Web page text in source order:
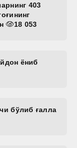
403
18 053
ёниб
бўлиб ғалла